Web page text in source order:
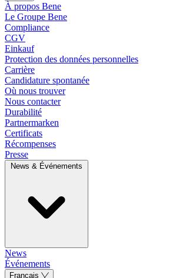
À propos Bene
Le Groupe Bene
Compliance
CGV
Einkauf
Protection des données personnelles
Carrière
Candidature spontanée
Où nous trouver
Nous contacter
Durabilité
Partnermarken
Certificats
Récompenses
Presse
News & Événements
News
Événements
Français